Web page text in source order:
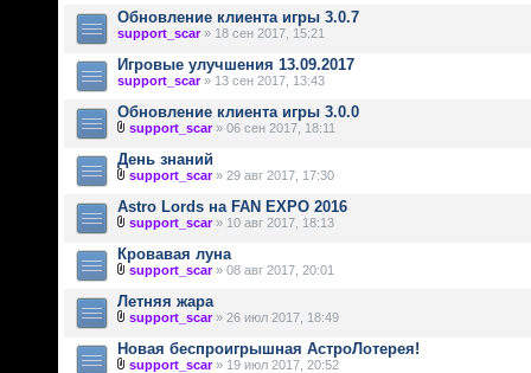
Обновление клиента игры 3.0.7
support_scar» 18 сен 2017, 15:21
Игровые улучшения 13.09.2017
support_scar» 13 сен 2017, 13:43
Обновление клиента игры 3.0.0
support_scar» 06 сен 2017, 18:11
День знаний
support_scar» 29 авг 2017, 17:30
Astro Lords на FAN EXPO 2016
support_scar» 10 авг 2017, 18:13
Кровавая луна
support_scar» 08 авг 2017, 20:01
Летняя жара
support_scar» 26 июл 2017, 18:49
Новая беспроигрышная АстроЛотерея!
support_scar» 19 июл 2017, 20:52